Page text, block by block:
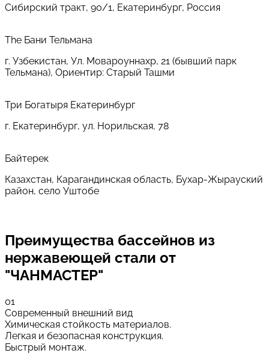
Сибирский тракт, 90/1, Екатеринбург, Россия
The Бани Тельмана
г. Узбекистан, Ул. Мовароуннахр, 21 (бывший парк
Тельмана), Ориентир: Старый Ташми
Три Богатыря Екатеринбург
г. Екатеринбург, ул. Норильская, 78
Байтерек
Казахстан, Карагандинская область, Бухар-Жырауский
район, село Уштобе
Преимущества бассейнов из
нержавеющей стали от
"ЧАНМАСТЕР"
01
Современный внешний вид
Химическая стойкость материалов.
Легкая и безопасная конструкция.
Быстрый монтаж.